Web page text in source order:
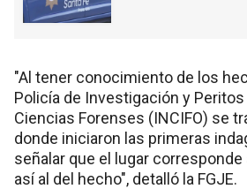
"Al tener conocimiento de los
Policía de Investigación y
Ciencias Forenses (INCIFO) se
donde iniciaron las primeras
señalar que el lugar corresponde
así al del hecho", detalló la FGJE.